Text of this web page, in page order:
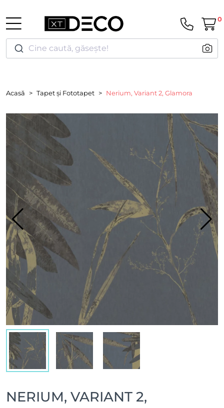
Cine caută, găsește!
0
Acasă Tapet și Fototapet Nerium, Variant 2, Glamora
NERIUM, VARIANT 2,